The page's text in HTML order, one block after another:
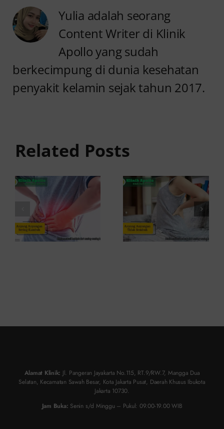
Yulia adalah seorang
Content Writer di Klinik
Apollo yang sudah
berkecimpung di dunia kesehatan
penyakit kelamin sejak tahun 2017.
Related Posts
Penyebab
Sering
Kambuh
dan Cara
Atasinya
Anyang
Penyebab
dan
Solusinya
Alamat Klinik: Jl. Pangeran Jayakarta No.115, RT.9/RW.7, Mangga Dua
Selatan, Kecamatan Sawah Besar, Kota Jakarta Pusat, Daerah Khusus Ibukota
Jakarta 10730.
Jam Buka: Senin s/d Minggu – Pukul: 09.00-19.00 WIB